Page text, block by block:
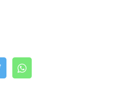
TwitterWhatsapp